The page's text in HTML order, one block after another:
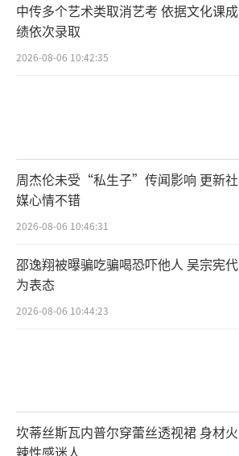
中传多个艺术类取消艺考 依据文化课成
绩依次录取
2026-08-06 10:42:35
周杰伦未受“私生子”传闻影响 更新社
媒心情不错
2026-08-06 10:46:31
邵逸翔被曝骗吃骗喝恐吓他人 吴宗宪代
为表态
2026-08-06 10:44:23
坎蒂丝斯瓦内普尔穿蕾丝透视裙 身材火